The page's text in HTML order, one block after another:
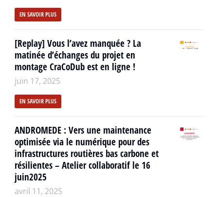
EN SAVOIR PLUS
[Replay] Vous l’avez manquée ? La
matinée d’échanges du projet en
montage CraCoDub est en ligne !
juin 17, 2025
EN SAVOIR PLUS
ANDROMEDE : Vers une maintenance
optimisée via le numérique pour des
infrastructures routières bas carbone et
résilientes – Atelier collaboratif le 16
juin2025
avril 11, 2025